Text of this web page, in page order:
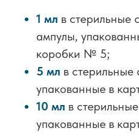
1 мл в стерильные
ампулы,
коробки № 5;
5 мл в
упакованные в
10 мл в
упакованные в